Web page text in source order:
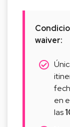
waiver:
en
las